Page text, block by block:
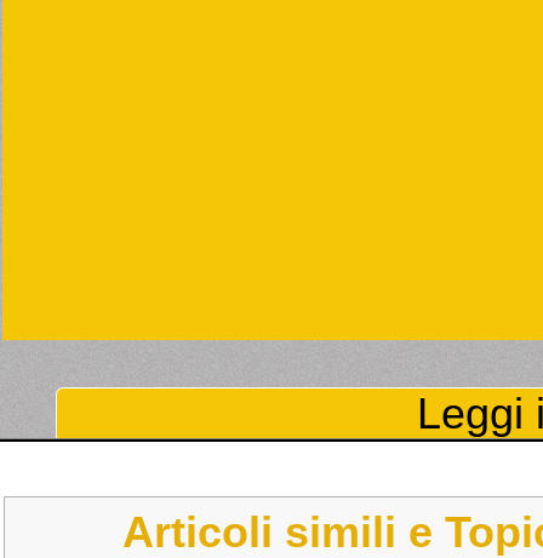
Leggi
Articoli simili e